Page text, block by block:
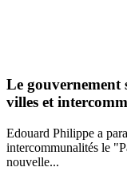
Le gouvernement
villes et
Edouard Philippe a
intercommunalités le
nouvelle...